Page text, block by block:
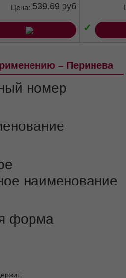
диуретики,
добавки
том
кислота в дозах
средства и
для общей
Особые указания
болезнь сердца
почек
отёк
Цена: 539.69 руб
✓
– Перинева
номер
наименование
форма